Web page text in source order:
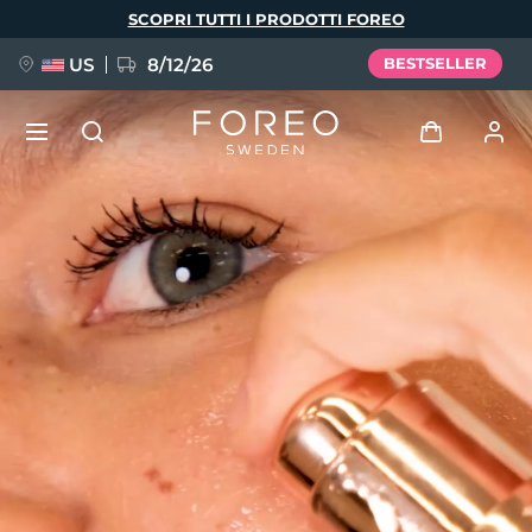
SCOPRI TUTTI I PRODOTTI FOREO
US 8/12/26 BESTSELLER
Accedi
Profilo utente
I miei ordini
I miei indirizzi
I miei abbonamenti
NUOVO
FAQ™ Pure Beauty-Tech Elixir
BREAKING NEWS
issa™ Teeth Whitening Set
Lingua
English Deutsch
Français
Português
Svenska
Русский
简体中文 繁體中文